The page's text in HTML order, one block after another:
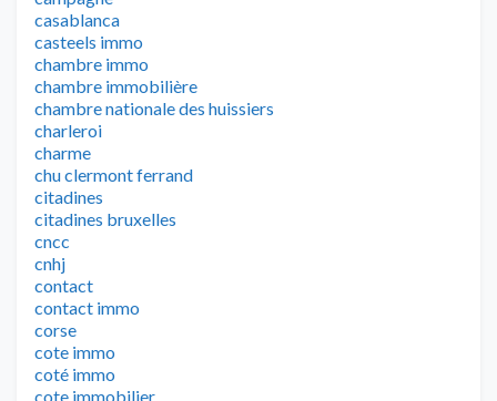
casablanca
casteels immo
chambre immo
chambre immobilière
chambre nationale des huissiers
charleroi
charme
chu clermont ferrand
citadines
citadines bruxelles
cncc
cnhj
contact
contact immo
corse
cote immo
coté immo
cote immobilier